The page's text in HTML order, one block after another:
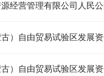
经营管理有限公司人民
）自由贸易试验区发展
）自由贸易试验区发展